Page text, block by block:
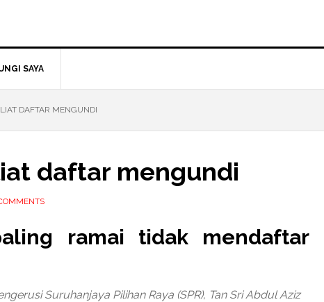
SAYA
DAFTAR MENGUNDI
daftar mengundi
ramai tidak mendaftar
Suruhanjaya Pilihan Raya (SPR), Tan Sri Abdul Aziz